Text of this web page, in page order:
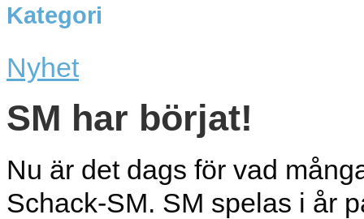
Kategori
Nyhet
SM har börjat!
Nu är det dags för vad
Schack-SM. SM spelas i år